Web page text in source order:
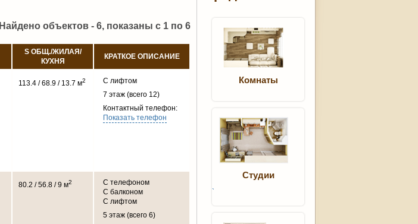
Найдено объектов - 6, показаны с 1 по 6
S ОБЩ./ЖИЛАЯ/
КУХНЯ
КРАТКОЕ ОПИСАНИЕ
113.4 / 68.9 / 13.7 м2
С лифтом
7 этаж (всего 12)
Контактный телефон:
Показать телефон
80.2 / 56.8 / 9 м2
С телефоном
С балконом
С лифтом
5 этаж (всего 6)
Комнаты
Студии
`